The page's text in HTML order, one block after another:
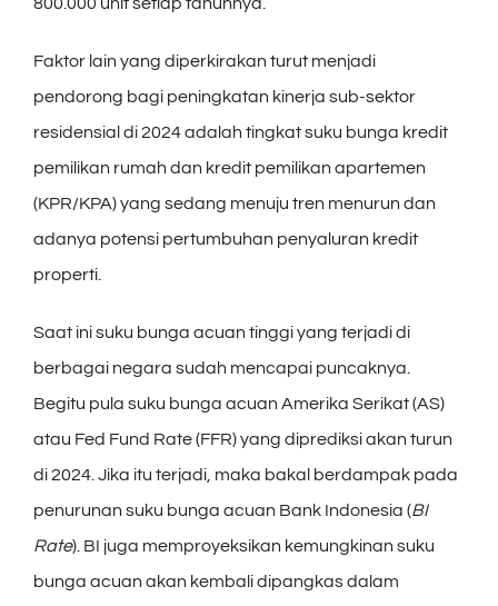
Faktor lain yang diperkirakan turut menjadi
pendorong bagi peningkatan kinerja sub-sektor
residensial di 2024 adalah tingkat suku bunga kredit
pemilikan rumah dan kredit pemilikan apartemen
(KPR/KPA) yang sedang menuju tren menurun dan
adanya potensi pertumbuhan penyaluran kredit
properti.
Saat ini suku bunga acuan tinggi yang terjadi di
berbagai negara sudah mencapai puncaknya.
Begitu pula suku bunga acuan Amerika Serikat (AS)
atau Fed Fund Rate (FFR) yang diprediksi akan turun
di 2024. Jika itu terjadi, maka bakal berdampak pada
penurunan suku bunga acuan Bank Indonesia (BI
Rate). BI juga memproyeksikan kemungkinan suku
bunga acuan akan kembali dipangkas dalam